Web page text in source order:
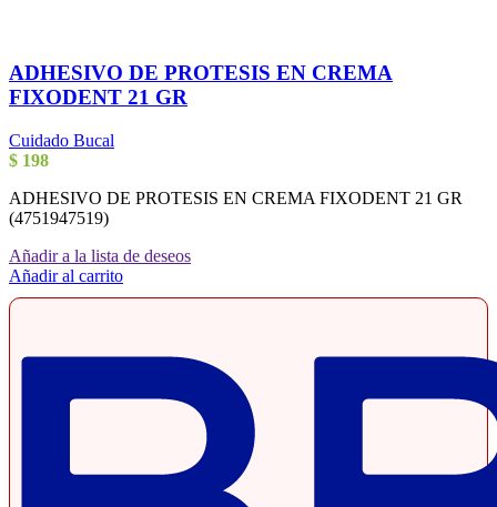
ADHESIVO DE PROTESIS EN CREMA
FIXODENT 21 GR
Cuidado Bucal
$ 198
ADHESIVO DE PROTESIS EN CREMA FIXODENT 21 GR
(4751947519)
Añadir a la lista de deseos
Añadir al carrito